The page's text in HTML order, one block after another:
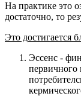
На практике это
достаточно, то
Это достигается
Эссенс -
первичного